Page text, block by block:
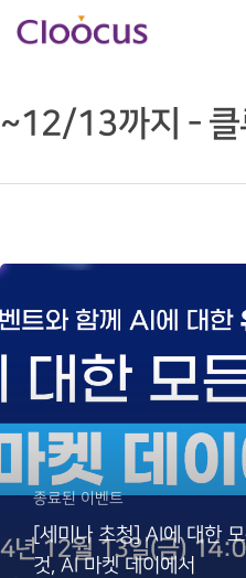
Hit enter to search or ESC to
~12/13까지 - 클
종료된 이벤트
[세미나 초청] AI에 대한
것, AI 마켓 데이에서